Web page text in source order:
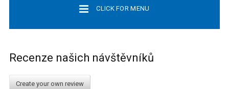
CLICK FOR MENU
Recenze našich návštěvníků
Create your own review